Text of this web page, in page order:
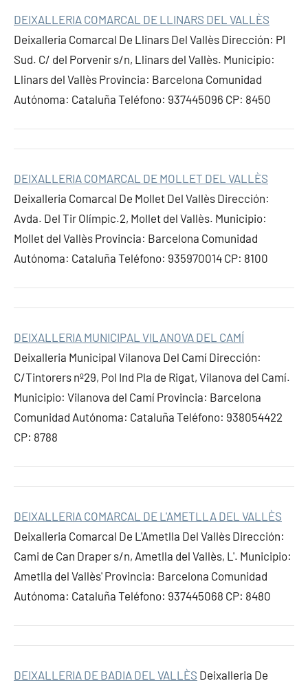
DEIXALLERIA COMARCAL DE LLINARS DEL VALLÈS
Deixalleria Comarcal De Llinars Del Vallès Dirección: PI
Sud. C/ del Porvenir s/n, Llinars del Vallès. Municipio:
Llinars del Vallès Provincia: Barcelona Comunidad
Autónoma: Cataluña Teléfono: 937445096 CP: 8450
DEIXALLERIA COMARCAL DE MOLLET DEL VALLÈS
Deixalleria Comarcal De Mollet Del Vallès Dirección:
Avda. Del Tir Olímpic.2, Mollet del Vallès. Municipio:
Mollet del Vallès Provincia: Barcelona Comunidad
Autónoma: Cataluña Teléfono: 935970014 CP: 8100
DEIXALLERIA MUNICIPAL VILANOVA DEL CAMÍ
Deixalleria Municipal Vilanova Del Camí Dirección:
C/Tintorers nº29, Pol Ind Pla de Rigat, Vilanova del Camí.
Municipio: Vilanova del Camí Provincia: Barcelona
Comunidad Autónoma: Cataluña Teléfono: 938054422
CP: 8788
DEIXALLERIA COMARCAL DE L'AMETLLA DEL VALLÈS
Deixalleria Comarcal De L'Ametlla Del Vallès Dirección:
Cami de Can Draper s/n, Ametlla del Vallès, L'. Municipio:
Ametlla del Vallès' Provincia: Barcelona Comunidad
Autónoma: Cataluña Teléfono: 937445068 CP: 8480
DEIXALLERIA DE BADIA DEL VALLÈS Deixalleria De